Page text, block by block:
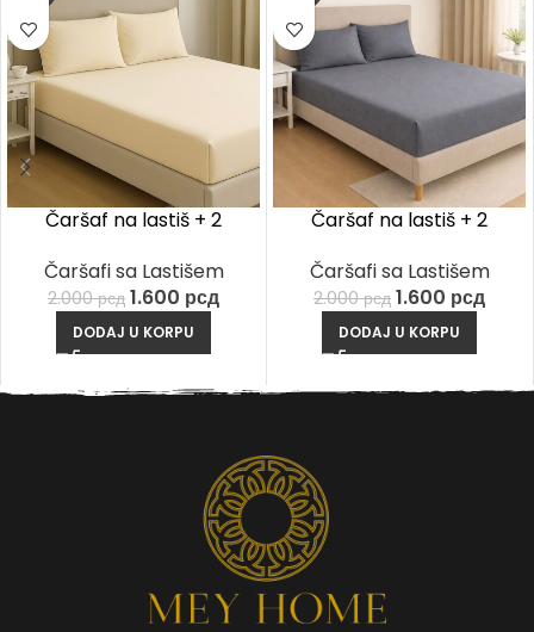
Čaršaf na lastiš + 2
Čaršafi sa Lastišem
2.000рсд 1.600 рсд
DODAJ U KORPU
Čaršaf na lastiš + 2
Čaršafi sa Lastišem
2.000рсд 1.600 рсд
DODAJ U KORPU